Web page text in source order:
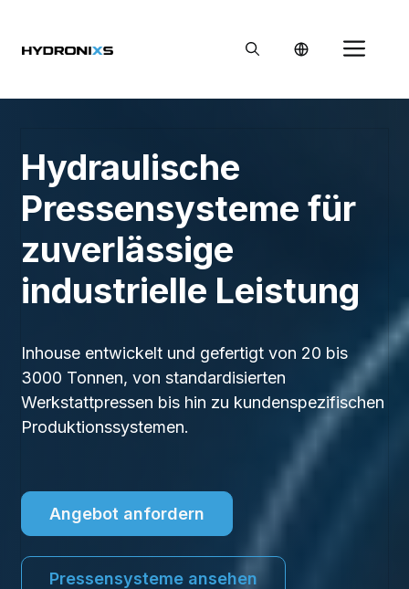
springen
Hydraulische
Pressensysteme für
zuverlässige
industrielle Leistung
Inhouse entwickelt und gefertigt von 20 bis
3000 Tonnen, von standardisierten
Werkstattpressen bis hin zu kundenspezifischen
Produktionssystemen.
Angebot anfordern
Pressensysteme ansehen